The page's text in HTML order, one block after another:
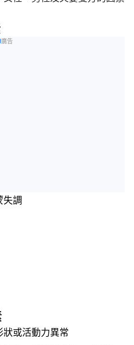
廣告
失調
狀或活動力異常